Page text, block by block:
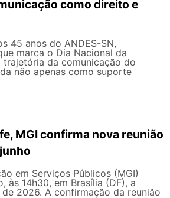
como direito e
45 anos do ANDES-SN,
marca o Dia Nacional da
da comunicação do
não apenas como suporte
MGI confirma nova reunião
em Serviços Públicos (MGI)
às 14h30, em Brasília (DF), a
2026. A confirmação da reunião